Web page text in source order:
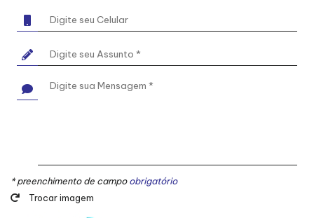
* preenchimento de campoobrigatório
Trocar imagem